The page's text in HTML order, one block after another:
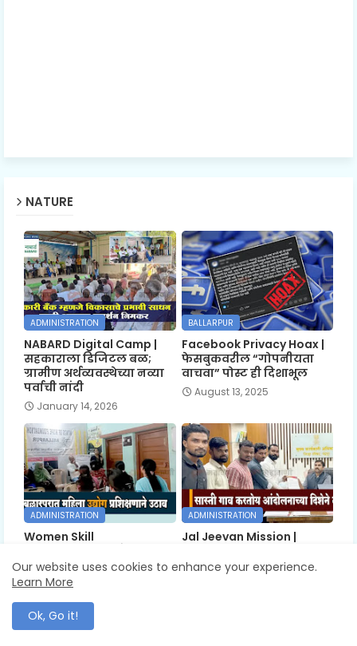
NATURE
ADMINISTRATION
NABARD Digital Camp |
सहकाराला डिजिटल बळ;
ग्रामीण अर्थव्यवस्थेच्या नव्या
पर्वाची नांदी
January 14, 2026
BALLARPUR
Facebook Privacy Hoax |
फेसबुकवरील “गोपनीयता
वाचवा” पोस्ट ही दिशाभूल
August 13, 2025
ADMINISTRATION
Women Skill
घरातच उभा राहू शकतो उद्योग
August 03, 2025
ADMINISTRATION
Jal Jeevan Mission |
मिशन
Our website uses cookies to enhance your experience.
Learn More
Ok, Go it!